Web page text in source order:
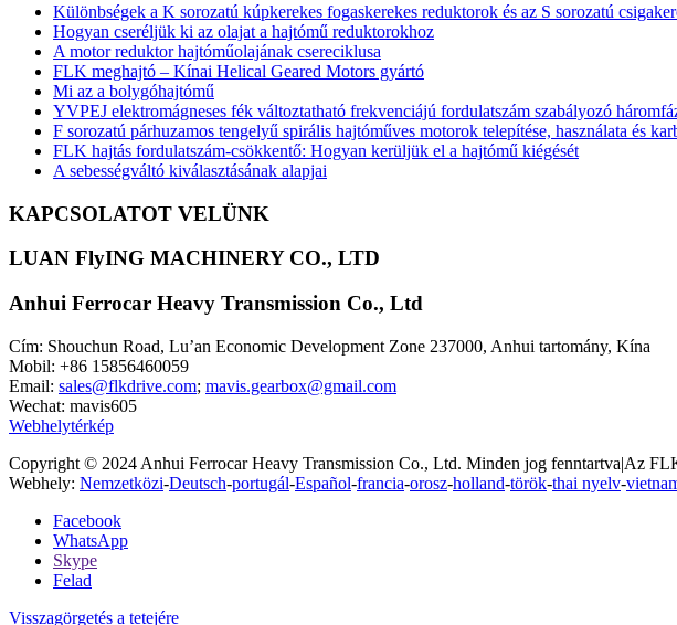
Különbségek a K sorozatú kúpkerekes fogaskerekes reduktorok és az S sorozatú
Hogyan cseréljük ki az olajat a hajtómű reduktorokhoz
A motor reduktor hajtóműolajának csereciklusa
FLK meghajtó – Kínai Helical Geared Motors gyártó
Mi az a bolygóhajtómű
YVPEJ elektromágneses fék változtatható frekvenciájú fordulatszám szabályozó
F sorozatú párhuzamos tengelyű spirális hajtóműves motorok telepítése, használata és
FLK hajtás fordulatszám-csökkentő: Hogyan kerüljük el a hajtómű kiégését
A sebességváltó kiválasztásának alapjai
KAPCSOLATOT VELÜNK
LUAN FlyING MACHINERY CO., LTD
Anhui Ferrocar Heavy Transmission Co., Ltd
Cím: Shouchun Road, Lu’an Economic Development Zone 237000, Anhui tartomány, Kína
Mobil: +86 15856460059
Email: sales@flkdrive.com; mavis.gearbox@gmail.com
Wechat: mavis605
Webhelytérkép
Copyright © 2024 Anhui Ferrocar Heavy Transmission Co., Ltd. Minden jog fenntartva|Az
Webhely: Nemzetközi-Deutsch-portugál-Español-francia-orosz-holland-török-thai nyelv-
Facebook
WhatsApp
Skype
Felad
Visszagörgetés a tetejére